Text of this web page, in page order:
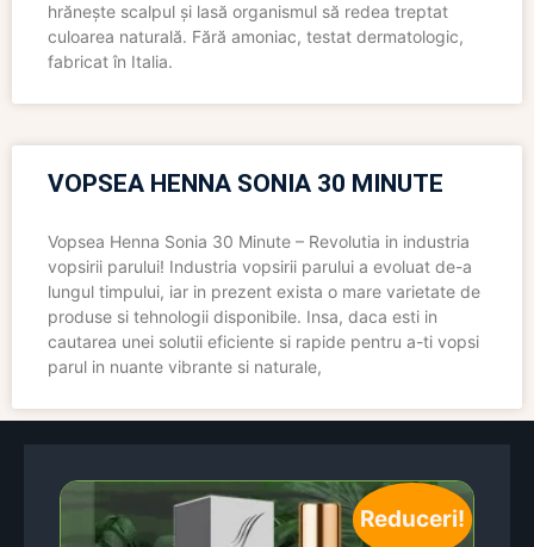
hrănește scalpul și lasă organismul să redea treptat
culoarea naturală. Fără amoniac, testat dermatologic,
fabricat în Italia.
VOPSEA HENNA SONIA 30 MINUTE
Vopsea Henna Sonia 30 Minute – Revolutia in industria
vopsirii parului! Industria vopsirii parului a evoluat de-a
lungul timpului, iar in prezent exista o mare varietate de
produse si tehnologii disponibile. Insa, daca esti in
cautarea unei solutii eficiente si rapide pentru a-ti vopsi
parul in nuante vibrante si naturale,
Reduceri!